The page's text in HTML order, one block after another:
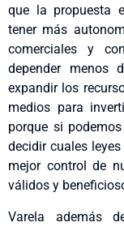
que la propuesta
tener más
comerciales y
depender menos
expandir los
medios para
porque si
decidir cuales
mejor control de
válidos y
Varela además